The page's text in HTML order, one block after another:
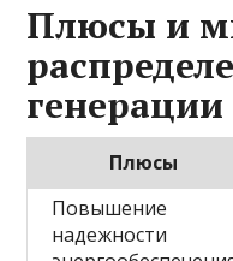
Плюсы и
генерации
Плюсы
Повышение
надежности